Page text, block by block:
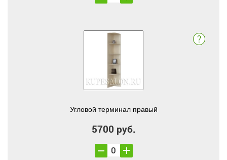
Угловой терминал правый
5700 руб.